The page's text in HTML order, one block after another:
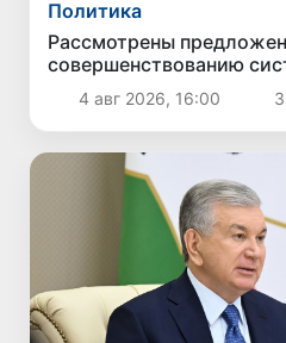
Политика
Рассмотрены
совершенствованию
государственных
4 авг 2026, 16:00